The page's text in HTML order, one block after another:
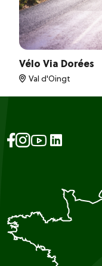
Vélo Via Dorées
Val d'Oingt